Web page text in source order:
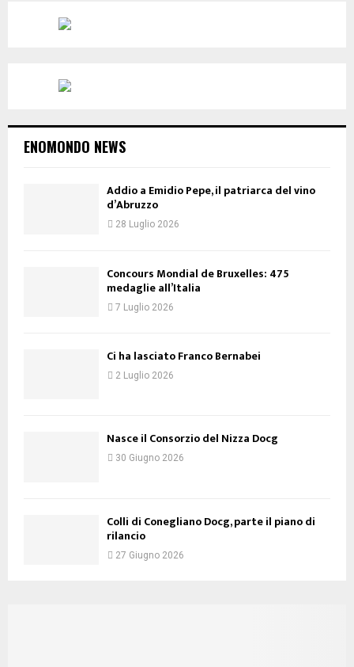
ENOMONDO NEWS
Addio a Emidio Pepe, il patriarca del vino
d’Abruzzo
28 Luglio 2026
Concours Mondial de Bruxelles: 475
medaglie all’Italia
7 Luglio 2026
Ci ha lasciato Franco Bernabei
2 Luglio 2026
Nasce il Consorzio del Nizza Docg
30 Giugno 2026
Colli di Conegliano Docg, parte il piano di
rilancio
27 Giugno 2026